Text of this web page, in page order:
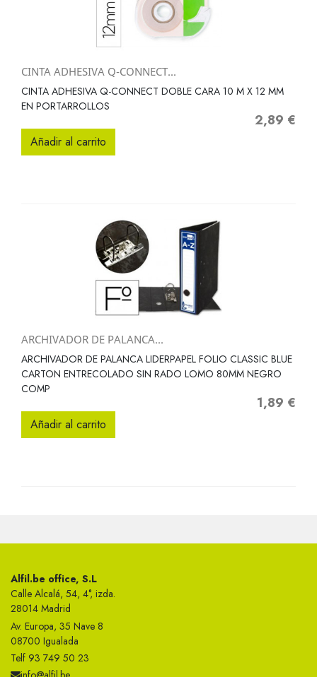
CINTA ADHESIVA Q-CONNECT...
CINTA ADHESIVA Q-CONNECT DOBLE CARA 10 M X 12 MM
EN PORTARROLLOS
Precio
2,89 €
Añadir al carrito
ARCHIVADOR DE PALANCA...
ARCHIVADOR DE PALANCA LIDERPAPEL FOLIO CLASSIC BLUE
CARTON ENTRECOLADO SIN RADO LOMO 80MM NEGRO
COMP
Precio
1,89 €
Añadir al carrito
Alfil.be office, S.L
Calle Alcalá, 54, 4°, izda.
28014 Madrid
Av. Europa, 35 Nave 8
08700 Igualada
Telf 93 749 50 23